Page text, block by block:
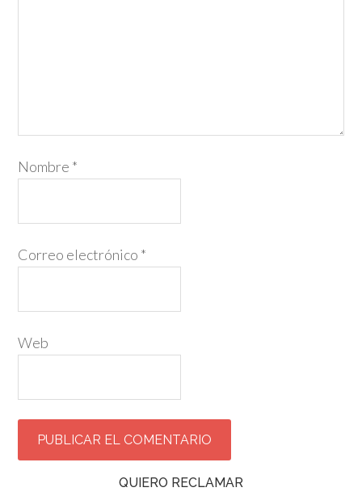
Nombre *
Correo electrónico *
Web
QUIERO RECLAMAR